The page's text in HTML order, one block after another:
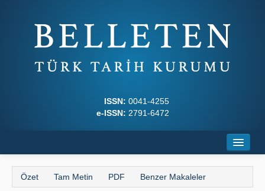
ISSN: 0041-4255
e-ISSN: 2791-6472
Hakkında
Özet Tam Metin PDF Benzer Makaleler